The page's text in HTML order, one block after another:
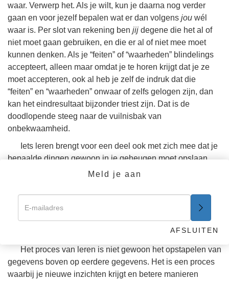
waar. Verwerp het. Als je wilt, kun je daarna nog verder
gaan en voor jezelf bepalen wat er dan volgens jou wél
waar is. Per slot van rekening ben jij degene die het al of
niet moet gaan gebruiken, en die er al of niet mee moet
kunnen denken. Als je “feiten” of “waarheden” blindelings
accepteert, alleen maar omdat je te horen krijgt dat je ze
moet accepteren, ook al heb je zelf de indruk dat die
“feiten” en “waarheden” onwaar of zelfs gelogen zijn, dan
kan het eindresultaat bijzonder triest zijn. Dat is de
doodlopende steeg naar de vuilnisbak van
onbekwaamheid.
Iets leren brengt voor een deel ook met zich mee dat je
bepaalde dingen gewoon in je geheugen moet opslaan,
zoals de spelling van woorden, de tafels van
de volgorde waarin knoppen moeten worden ingedrukt.
Maar zelfs als je dingen gewoon uit je hoofd leert, moet je
toch weten waar de materie toe dient, en hoe en wanneer
Het proces van leren is niet gewoon het opstapelen van
gegevens boven op eerdere gegevens. Het is een proces
waarbij je nieuwe inzichten krijgt en betere manieren
Meld je aan
AFSLUITEN